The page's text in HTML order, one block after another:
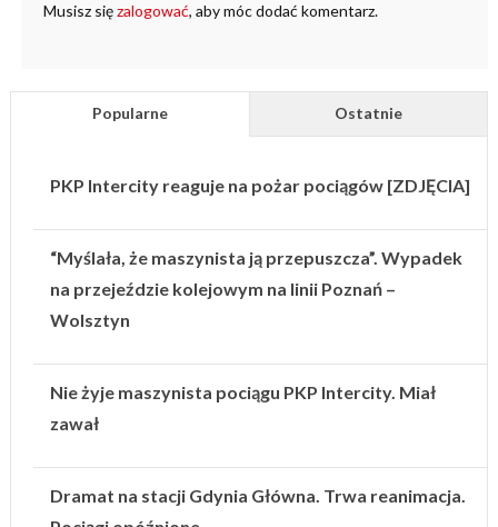
Musisz sięzalogować, aby móc dodać komentarz.
Popularne Ostatnie
PKP Intercity reaguje na pożar pociągów [ZDJĘCIA]
“Myślała, że maszynista ją przepuszcza”. Wypadek
na przejeździe kolejowym na linii Poznań –
Wolsztyn
Nie żyje maszynista pociągu PKP Intercity. Miał
zawał
Dramat na stacji Gdynia Główna. Trwa reanimacja.